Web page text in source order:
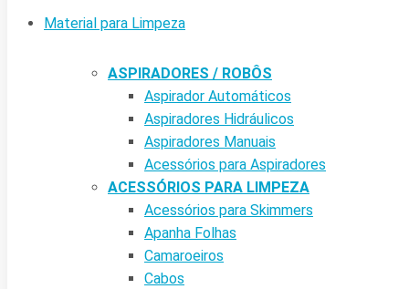
Material para Limpeza
ASPIRADORES / ROBÔS
Aspirador Automáticos
Aspiradores Hidráulicos
Aspiradores Manuais
Acessórios para Aspiradores
ACESSÓRIOS PARA LIMPEZA
Acessórios para Skimmers
Apanha Folhas
Camaroeiros
Cabos